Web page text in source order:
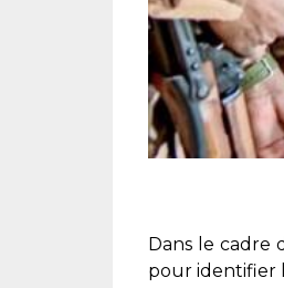
Dans le cadre
pour identifier